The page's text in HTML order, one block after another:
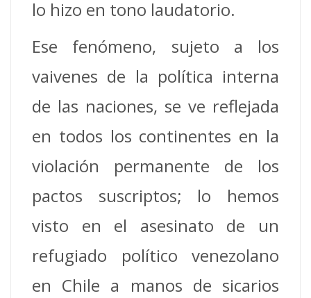
lo hizo en tono laudatorio.
Ese fenómeno, sujeto a los
vaivenes de la política interna
de las naciones, se ve reflejada
en todos los continentes en la
violación permanente de los
pactos suscriptos; lo hemos
visto en el asesinato de un
refugiado político venezolano
en Chile a manos de sicarios